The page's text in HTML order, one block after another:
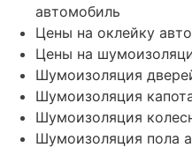
автомобиль
Цены на оклейку
Цены на
Шумоизоляция
Шумоизоляция
Шумоизоляция
Шумоизоляция пола